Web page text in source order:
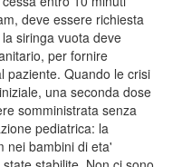
deve essere richiesta
siringa vuota deve
per fornire
paziente. Quando le crisi
una seconda dose
somministrata senza
pediatrica: la
nei bambini di eta'